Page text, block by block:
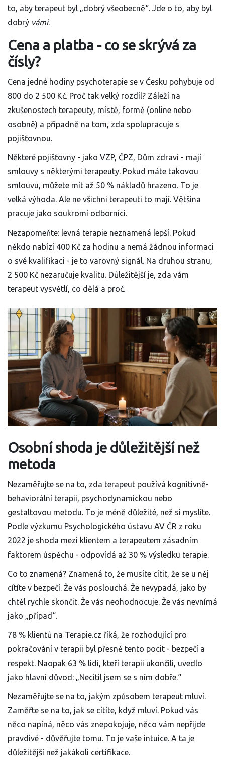
to, aby terapeut byl „dobrý všeobecně“. Jde o to, aby byl
dobrý vámi.
Cena a platba - co se skrývá za
čísly?
Cena jedné hodiny psychoterapie se v Česku pohybuje od
800 do 2 500 Kč. Proč tak velký rozdíl? Záleží na
zkušenostech terapeuty, místě, formě (online nebo
osobně) a případně na tom, zda spolupracuje s
pojišťovnou.
Některé pojišťovny - jako VZP, ČPZ, Dům zdraví - mají
smlouvy s některými terapeuty. Pokud máte takovou
smlouvu, můžete mít až 50 % nákladů hrazeno. To je
velká výhoda. Ale ne všichni terapeuti to mají. Většina
pracuje jako soukromí odborníci.
Nezapomeňte: levná terapie neznamená lepší. Pokud
někdo nabízí 400 Kč za hodinu a nemá žádnou informaci
o své kvalifikaci - je to varovný signál. Na druhou stranu,
2 500 Kč nezaručuje kvalitu. Důležitější je, zda vám
terapeut vysvětlí, co dělá a proč.
Osobní shoda je důležitější než
metoda
Nezaměřujte se na to, zda terapeut používá kognitivně-
behaviorální terapii, psychodynamickou nebo
gestaltovou metodu. To je méně důležité, než si myslíte.
Podle výzkumu Psychologického ústavu AV ČR z roku
2022 je shoda mezi klientem a terapeutem zásadním
faktorem úspěchu - odpovídá až 30 % výsledku terapie.
Co to znamená? Znamená to, že musíte cítit, že se u něj
cítíte v bezpečí. Že vás poslouchá. Že nevypadá, jako by
chtěl rychle skončit. Že vás neohodnocuje. Že vás nevnímá
jako „případ“.
78 % klientů na Terapie.cz říká, že rozhodující pro
pokračování v terapii byl přesně tento pocit - bezpečí a
respekt. Naopak 63 % lidí, kteří terapii ukončili, uvedlo
jako hlavní důvod: „Necítil jsem se s ním dobře.“
Nezaměřujte se na to, jakým způsobem terapeut mluví.
Zaměřte se na to, jak se cítíte, když mluví. Pokud vás
něco napíná, něco vás znepokojuje, něco vám nepřijde
pravdivé - důvěřujte tomu. To je vaše intuice. A ta je
důležitější než jakákoli certifikace.